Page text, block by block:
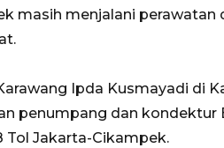
masih menjalani perawatan
Ipda Kusmayadi di
penumpang dan kondektur
Tol Jakarta-Cikampek.